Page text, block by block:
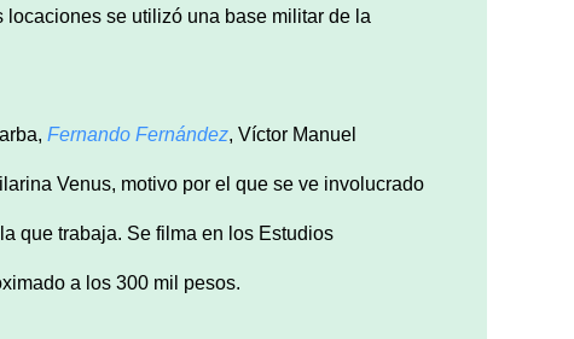
se utilizó una base militar de la
Fernando Fernández, Víctor Manuel
Venus, motivo por el que se ve involucrado
que trabaja. Se filma en los Estudios
a los 300 mil pesos.